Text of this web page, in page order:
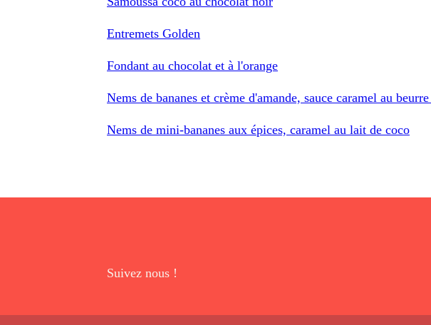
Entremets Golden
Fondant au chocolat et à l'orange
Nems de bananes et crème d'amande, sauce caramel au
Nems de mini-bananes aux épices, caramel au lait de coco
Suivez nous !